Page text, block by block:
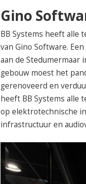
Gino
BB Systems heeft alle
van Gino Software.
aan de Stedumermaar
gebouw moest het
gerenoveerd en
heeft BB Systems alle
op elektrotechnische
infrastructuur en